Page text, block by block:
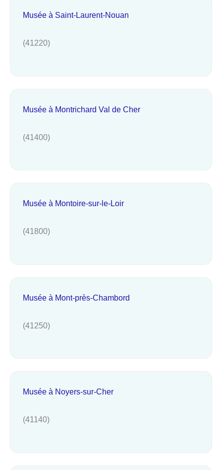
Musée à Saint-Laurent-Nouan
(41220)
Musée à Montrichard Val de Cher
(41400)
Musée à Montoire-sur-le-Loir
(41800)
Musée à Mont-près-Chambord
(41250)
Musée à Noyers-sur-Cher
(41140)